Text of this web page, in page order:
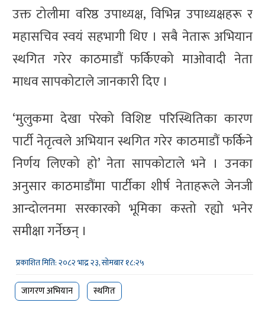
उक्त टोलीमा वरिष्ठ उपाध्यक्ष, विभिन्न उपाध्यक्षहरू र
महासचिव स्वयं सहभागी थिए । सबै नेतारू अभियान
स्थगित गरेर काठमाडौं फर्किएको माओवादी नेता
माधव सापकोटाले जानकारी दिए ।
‘मुलुकमा देखा परेको विशिष्ट परिस्थितिका कारण
पार्टी नेतृत्वले अभियान स्थगित गरेर काठमाडौं फर्किने
निर्णय लिएको हो’ नेता सापकोटाले भने । उनका
अनुसार काठमाडौंमा पार्टीका शीर्ष नेताहरूले जेनजी
आन्दोलनमा सरकारको भूमिका कस्तो रह्यो भनेर
समीक्षा गर्नेछन् ।
प्रकाशित मिति: २०८२ भाद्र २३, सोमबार १८:२५
जागरण अभियान स्थगित